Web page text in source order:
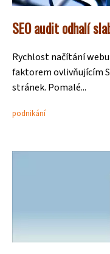
SEO audit odhalí
Rychlost načítání
faktorem ovlivňujícím
stránek. Pomalé...
podnikání